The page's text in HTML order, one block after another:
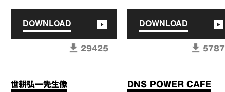
DOWNLOAD
29425
DOWNLOAD
5787
世耕弘一先生像 DNS POWER CAFE